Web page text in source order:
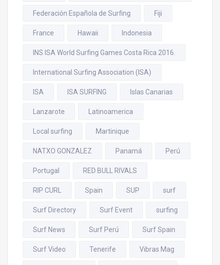
Federación Española de Surfing Fiji
France Hawaii Indonesia
INS ISA World Surfing Games Costa Rica 2016.
International Surfing Association (ISA)
ISA ISA SURFING Islas Canarias
Lanzarote Latinoamerica
Local surfing Martinique
NATXO GONZALEZ Panamá Perú
Portugal RED BULL RIVALS
RIP CURL Spain SUP surf
Surf Directory Surf Event surfing
Surf News Surf Perú Surf Spain
Surf Video Tenerife Vibras Mag